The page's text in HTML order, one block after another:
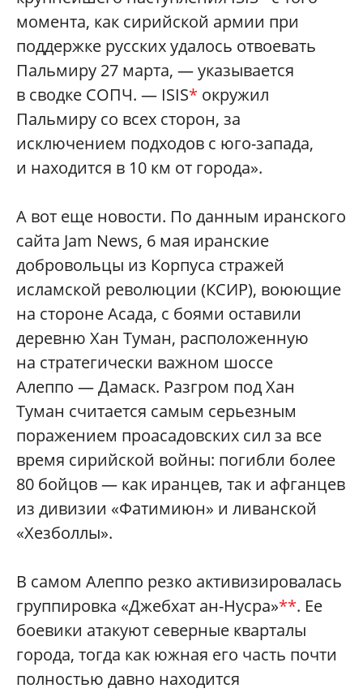
момента, как сирийской армии при
поддержке русских удалось отвоевать
Пальмиру 27 марта, — указывается
в сводке СОПЧ. — ISIS* окружил
Пальмиру со всех сторон, за
исключением подходов с юго-запада,
и находится в 10 км от города».
А вот еще новости. По данным иранского
сайта Jam News, 6 мая иранские
добровольцы из Корпуса стражей
исламской революции (КСИР), воюющие
на стороне Асада, с боями оставили
деревню Хан Туман, расположенную
на стратегически важном шоссе
Алеппо — Дамаск. Разгром под Хан
Туман считается самым серьезным
поражением проасадовских сил за все
время сирийской войны: погибли более
80 бойцов — как иранцев, так и афганцев
из дивизии «Фатимиюн» и ливанской
«Хезболлы».
В самом Алеппо резко активизировалась
группировка «Джебхат ан-Нусра»**. Ее
боевики атакуют северные кварталы
города, тогда как южная его часть почти
полностью давно находится